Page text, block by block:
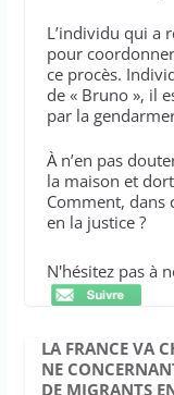
L’individu qui a
pour
ce procès.
de « Bruno », il
par la
À n’en pas
la maison et
Comment, dans
en la justice ?
N'hésitez pas à
LA FRANCE VA
NE
DE MIGRANTS